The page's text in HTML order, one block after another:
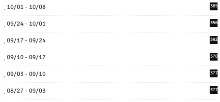
10/01 - 10/08 385
09/24 - 10/01 356
09/17 - 09/24 392
09/10 - 09/17 370
09/03 - 09/10 377
08/27 - 09/03 377